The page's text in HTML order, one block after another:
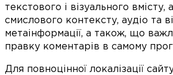
текстового і візуального вмісту,
смислового контексту, аудіо та
метаінформації, а також, що
правку коментарів в самому
Для повноцінної локалізації